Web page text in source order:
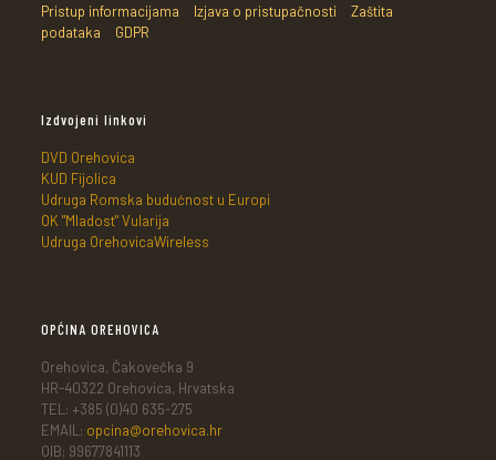
Pristup informacijama Izjava o pristupačnosti
Zaštita
podataka
GDPR
Izdvojeni linkovi
DVD Orehovica
KUD Fijolica
Udruga Romska budućnost u Europi
OK "Mladost" Vularija
Udruga OrehovicaWireless
OPĆINA OREHOVICA
Orehovica, Čakovečka 9
HR-40322 Orehovica, Hrvatska
TEL: +385 (0)40 635-275
EMAIL: opcina@orehovica.hr
OIB: 99677841113